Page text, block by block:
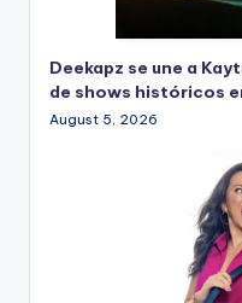
Deekapz se une a
de shows históricos
August 5, 2026